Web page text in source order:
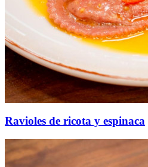
Ravioles de ricota y espinaca